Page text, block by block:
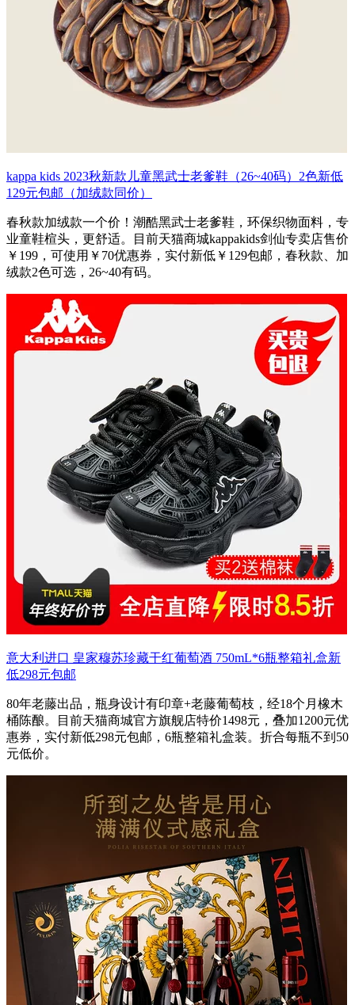
kappa kids 2023秋新款儿童黑武士老爹鞋（26~40码）2色新低
129元包邮（加绒款同价）
春秋款加绒款一个价！潮酷黑武士老爹鞋，环保织物面料，专
业童鞋楦头，更舒适。目前天猫商城kappakids剑仙专卖店售价
￥199，可使用￥70优惠券，实付新低￥129包邮，春秋款、加
绒款2色可选，26~40有码。
意大利进口 皇家穆苏珍藏干红葡萄酒 750mL*6瓶整箱礼盒新
低298元包邮
80年老藤出品，瓶身设计有印章+老藤葡萄枝，经18个月橡木
桶陈酿。目前天猫商城官方旗舰店特价1498元，叠加1200元优
惠券，实付新低298元包邮，6瓶整箱礼盒装。折合每瓶不到50
元低价。